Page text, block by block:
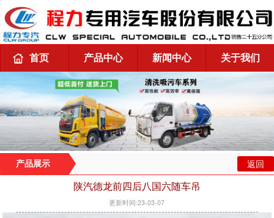
首页 产品中心 新闻中心 关于我们
产品展示 返回
陕汽德龙前四后八国六随车吊
更新时间:23-03-07